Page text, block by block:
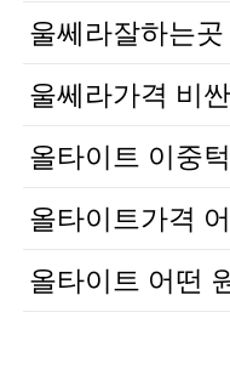
울쎄라잘하는
울쎄라가격 비
올타이트 이중
올타이트가격
올타이트 어떤